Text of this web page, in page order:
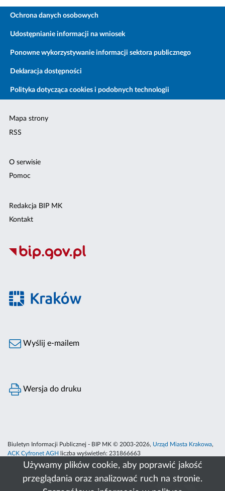
Używamy plików cookie, aby poprawić jakość
przeglądania oraz analizować ruch na stronie.
Ochrona danych osobowych
Udostępnianie informacji na wniosek
Ponowne wykorzystywanie informacji sektora publicznego
Deklaracja dostępności
Polityka dotycząca cookies i podobnych technologii
Mapa strony
RSS
O serwisie
Pomoc
Redakcja BIP MK
Kontakt
Wyślij e-mailem
Wersja do druku
Biuletyn Informacji Publicznej - BIP MK © 2003-2026, Urząd Miasta Krakowa,
ACK Cyfronet AGH
liczba wyświetleń: 231866663